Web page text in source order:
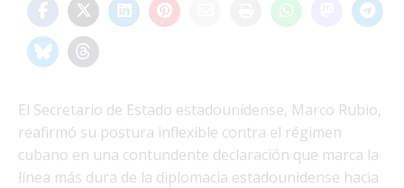
El Secretario de Estado estadounidense, Marco Rubio,
reafirmó su postura inflexible contra el régimen
cubano en una contundente declaración que marca la
línea más dura de la diplomacia estadounidense hacia